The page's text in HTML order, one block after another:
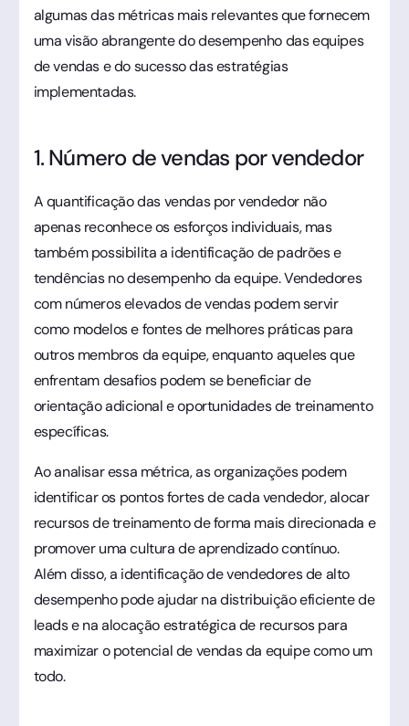
algumas das métricas mais relevantes que fornecem
uma visão abrangente do desempenho das equipes
de vendas e do sucesso das estratégias
implementadas.
1. Número de vendas por vendedor
A quantificação das vendas por vendedor não
apenas reconhece os esforços individuais, mas
também possibilita a identificação de padrões e
tendências no desempenho da equipe. Vendedores
com números elevados de vendas podem servir
como modelos e fontes de melhores práticas para
outros membros da equipe, enquanto aqueles que
enfrentam desafios podem se beneficiar de
orientação adicional e oportunidades de treinamento
específicas.
Ao analisar essa métrica, as organizações podem
identificar os pontos fortes de cada vendedor, alocar
recursos de treinamento de forma mais direcionada e
promover uma cultura de aprendizado contínuo.
Além disso, a identificação de vendedores de alto
desempenho pode ajudar na distribuição eficiente de
leads e na alocação estratégica de recursos para
maximizar o potencial de vendas da equipe como um
todo.